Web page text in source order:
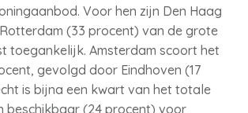
Voor hen zijn Den Haag
(33 procent) van de grote
toegankelijk. Amsterdam scoort het
gevolgd door Eindhoven (17
is bijna een kwart van het totale
beschikbaar (24 procent) voor